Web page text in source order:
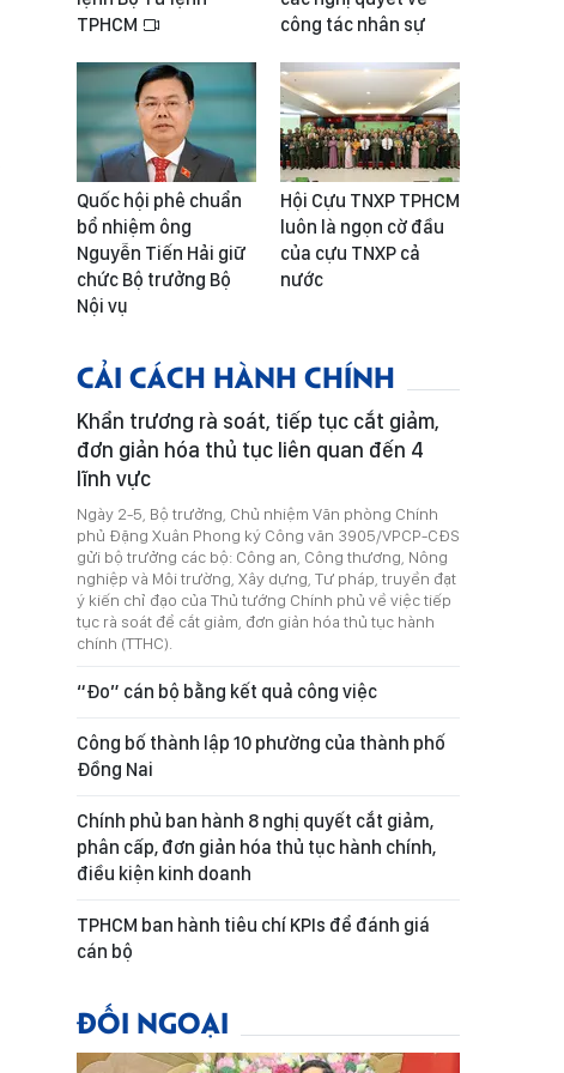
TPHCM
công tác nhân sự
Quốc hội phê chuẩn
bổ nhiệm ông
Nguyễn Tiến Hải giữ
chức Bộ trưởng Bộ
Nội vụ
Hội Cựu TNXP TPHCM
luôn là ngọn cờ đầu
của cựu TNXP cả
nước
CẢI CÁCH HÀNH CHÍNH
Khẩn trương rà soát, tiếp tục cắt giảm,
đơn giản hóa thủ tục liên quan đến 4
lĩnh vực
Ngày 2-5, Bộ trưởng, Chủ nhiệm Văn phòng Chính
phủ Đặng Xuân Phong ký Công văn 3905/VPCP-CĐS
gửi bộ trưởng các bộ: Công an, Công thương, Nông
nghiệp và Môi trường, Xây dựng, Tư pháp, truyền đạt
ý kiến chỉ đạo của Thủ tướng Chính phủ về việc tiếp
tục rà soát để cắt giảm, đơn giản hóa thủ tục hành
chính (TTHC).
“Đo” cán bộ bằng kết quả công việc
Công bố thành lập 10 phường của thành phố
Đồng Nai
Chính phủ ban hành 8 nghị quyết cắt giảm,
phân cấp, đơn giản hóa thủ tục hành chính,
điều kiện kinh doanh
TPHCM ban hành tiêu chí KPIs để đánh giá
cán bộ
ĐỐI NGOẠI